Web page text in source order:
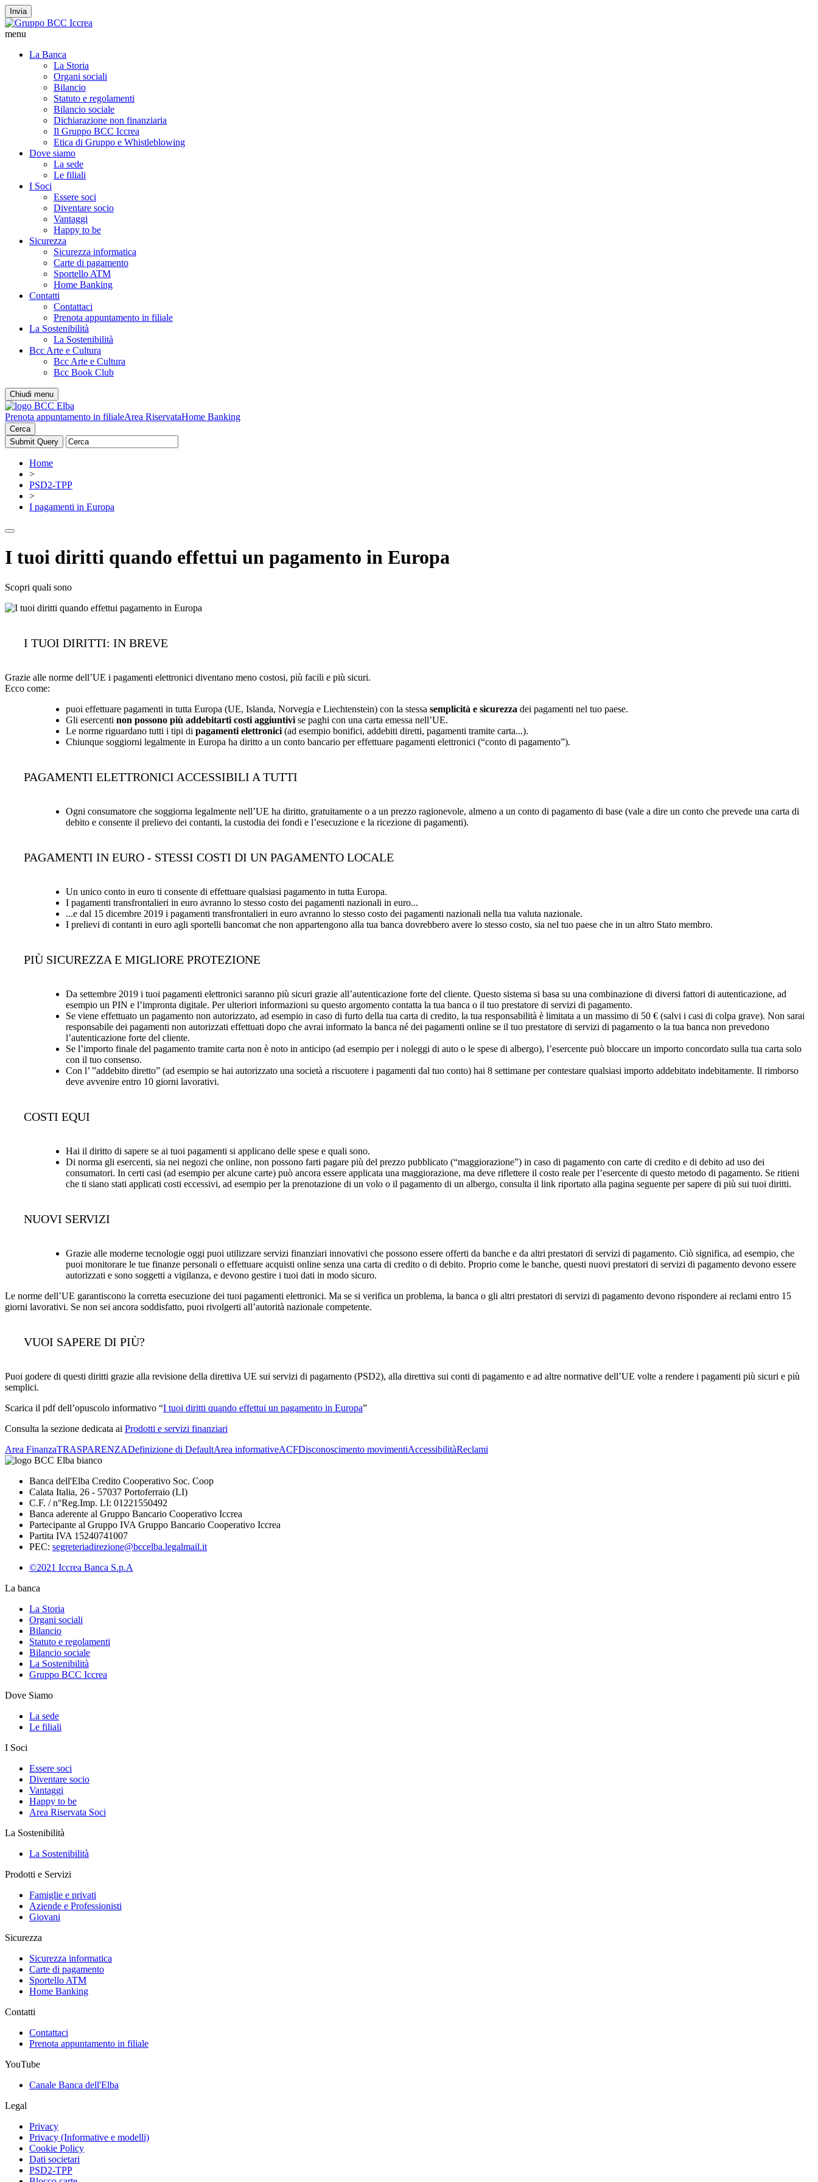
Invia
menu
La Banca
La Storia
Organi sociali
Bilancio
Statuto e regolamenti
Bilancio sociale
Dichiarazione non finanziaria
Il Gruppo BCC Iccrea
Etica di Gruppo e Whistleblowing
Dove siamo
La sede
Le filiali
I Soci
Essere soci
Diventare socio
Vantaggi
Happy to be
Sicurezza
Sicurezza informatica
Carte di pagamento
Sportello ATM
Home Banking
Contatti
Contattaci
Prenota appuntamento in filiale
La Sostenibilità
La Sostenibilità
Bcc Arte e Cultura
Bcc Arte e Cultura
Bcc Book Club
Chiudi menu
Prenota appuntamento in filialeArea RiservataHome Banking
Cerca
Home
>
PSD2-TPP
>
I pagamenti in Europa
I tuoi diritti quando effettui un pagamento in Europa
Scopri quali sono
I TUOI DIRITTI: IN BREVE
Grazie alle norme dell’UE i pagamenti elettronici diventano meno costosi, più facili e più sicuri.
Ecco come:
puoi effettuare pagamenti in tutta Europa (UE, Islanda, Norvegia e Liechtenstein) con la stessa semplicità e sicurezza dei pagamenti nel tuo paese.
Gli esercenti non possono più addebitarti costi aggiuntivi se paghi con una carta emessa nell’UE.
Le norme riguardano tutti i tipi di pagamenti elettronici (ad esempio bonifici, addebiti diretti, pagamenti tramite carta...).
Chiunque soggiorni legalmente in Europa ha diritto a un conto bancario per effettuare pagamenti elettronici (“conto di pagamento”).
PAGAMENTI ELETTRONICI ACCESSIBILI A TUTTI
Ogni consumatore che soggiorna legalmente nell’UE ha diritto, gratuitamente o a un prezzo ragionevole, almeno a un conto di pagamento di base (vale a dire un conto che prevede una carta di
debito e consente il prelievo dei contanti, la custodia dei fondi e l’esecuzione e la ricezione di pagamenti).
PAGAMENTI IN EURO - STESSI COSTI DI UN PAGAMENTO LOCALE
Un unico conto in euro ti consente di effettuare qualsiasi pagamento in tutta Europa.
I pagamenti transfrontalieri in euro avranno lo stesso costo dei pagamenti nazionali in euro...
...e dal 15 dicembre 2019 i pagamenti transfrontalieri in euro avranno lo stesso costo dei pagamenti nazionali nella tua valuta nazionale.
I prelievi di contanti in euro agli sportelli bancomat che non appartengono alla tua banca dovrebbero avere lo stesso costo, sia nel tuo paese che in un altro Stato membro.
PIÙ SICUREZZA E MIGLIORE PROTEZIONE
Da settembre 2019 i tuoi pagamenti elettronici saranno più sicuri grazie all’autenticazione forte del cliente. Questo sistema si basa su una combinazione di diversi fattori di autenticazione, ad
esempio un PIN e l’impronta digitale. Per ulteriori informazioni su questo argomento contatta la tua banca o il tuo prestatore di servizi di pagamento.
Se viene effettuato un pagamento non autorizzato, ad esempio in caso di furto della tua carta di credito, la tua responsabilità è limitata a un massimo di 50 € (salvi i casi di colpa grave). Non sarai
responsabile dei pagamenti non autorizzati effettuati dopo che avrai informato la banca né dei pagamenti online se il tuo prestatore di servizi di pagamento o la tua banca non prevedono
l’autenticazione forte del cliente.
Se l’importo finale del pagamento tramite carta non è noto in anticipo (ad esempio per i noleggi di auto o le spese di albergo), l’esercente può bloccare un importo concordato sulla tua carta solo
con il tuo consenso.
Con l’ ”addebito diretto” (ad esempio se hai autorizzato una società a riscuotere i pagamenti dal tuo conto) hai 8 settimane per contestare qualsiasi importo addebitato indebitamente. Il rimborso
deve avvenire entro 10 giorni lavorativi.
COSTI EQUI
Hai il diritto di sapere se ai tuoi pagamenti si applicano delle spese e quali sono.
Di norma gli esercenti, sia nei negozi che online, non possono farti pagare più del prezzo pubblicato (“maggiorazione”) in caso di pagamento con carte di credito e di debito ad uso dei
consumatori. In certi casi (ad esempio per alcune carte) può ancora essere applicata una maggiorazione, ma deve riflettere il costo reale per l’esercente di questo metodo di pagamento. Se ritieni
che ti siano stati applicati costi eccessivi, ad esempio per la prenotazione di un volo o il pagamento di un albergo, consulta il link riportato alla pagina seguente per sapere di più sui tuoi diritti.
NUOVI SERVIZI
Grazie alle moderne tecnologie oggi puoi utilizzare servizi finanziari innovativi che possono essere offerti da banche e da altri prestatori di servizi di pagamento. Ciò significa, ad esempio, che
puoi monitorare le tue finanze personali o effettuare acquisti online senza una carta di credito o di debito. Proprio come le banche, questi nuovi prestatori di servizi di pagamento devono essere
autorizzati e sono soggetti a vigilanza, e devono gestire i tuoi dati in modo sicuro.
Le norme dell’UE garantiscono la corretta esecuzione dei tuoi pagamenti elettronici. Ma se si verifica un problema, la banca o gli altri prestatori di servizi di pagamento devono rispondere ai reclami entro 15
giorni lavorativi. Se non sei ancora soddisfatto, puoi rivolgerti all’autorità nazionale competente.
VUOI SAPERE DI PIÙ?
Puoi godere di questi diritti grazie alla revisione della direttiva UE sui servizi di pagamento (PSD2), alla direttiva sui conti di pagamento e ad altre normative dell’UE volte a rendere i pagamenti più sicuri e più
semplici.
Scarica il pdf dell’opuscolo informativo “I tuoi diritti quando effettui un pagamento in Europa”
Consulta la sezione dedicata ai Prodotti e servizi finanziari
Area FinanzaTRASPARENZADefinizione di DefaultArea informativeACFDisconoscimento movimentiAccessibilitàReclami
Banca dell'Elba Credito Cooperativo Soc. Coop
Calata Italia, 26 - 57037 Portoferraio (LI)
C.F. / n°Reg.Imp. LI: 01221550492
Banca aderente al Gruppo Bancario Cooperativo Iccrea
Partecipante al Gruppo IVA Gruppo Bancario Cooperativo Iccrea
Partita IVA 15240741007
PEC: segreteriadirezione@bccelba.legalmail.it
©2021 Iccrea Banca S.p.A
La banca
La Storia
Organi sociali
Bilancio
Statuto e regolamenti
Bilancio sociale
La Sostenibilità
Gruppo BCC Iccrea
Dove Siamo
La sede
Le filiali
I Soci
Essere soci
Diventare socio
Vantaggi
Happy to be
Area Riservata Soci
La Sostenibilità
La Sostenibilità
Prodotti e Servizi
Famiglie e privati
Aziende e Professionisti
Giovani
Sicurezza
Sicurezza informatica
Carte di pagamento
Sportello ATM
Home Banking
Contatti
Contattaci
Prenota appuntamento in filiale
YouTube
Canale Banca dell'Elba
Legal
Privacy
Privacy (Informative e modelli)
Cookie Policy
Dati societari
PSD2-TPP